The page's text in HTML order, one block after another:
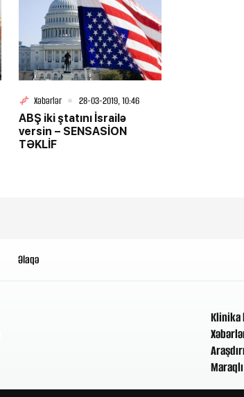
Xəbərlər
28-03-2019, 10:46
ABŞ iki ştatını İsrailə
versin – SENSASİON
TƏKLİF
Əlaqə
Klinika
Maraqlı